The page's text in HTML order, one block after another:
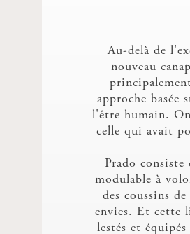
Au-delà de
nouveau
approche basée
l'être humain.
celle qui avait
Prado consiste
modulable à
des coussins
envies. Et cette
lestés et